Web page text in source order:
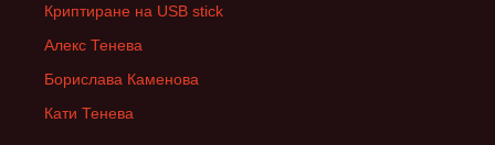
Криптиране на USB stick
Алекс Тенева
Борислава Каменова
Кати Тенева